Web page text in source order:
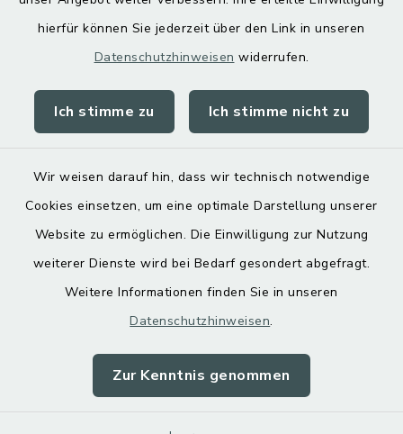
hierfür können Sie jederzeit über den Link in unseren
Datenschutzhinweisen widerrufen.
Ich stimme zu Ich stimme nicht zu
Wir weisen darauf hin, dass wir technisch notwendige
Cookies einsetzen, um eine optimale Darstellung unserer
Website zu ermöglichen. Die Einwilligung zur Nutzung
weiterer Dienste wird bei Bedarf gesondert abgefragt.
Weitere Informationen finden Sie in unseren
Datenschutzhinweisen.
Zur Kenntnis genommen
Kontakt
Datenschutz
Impressum
Sitemap
Cookie-Einstellungen